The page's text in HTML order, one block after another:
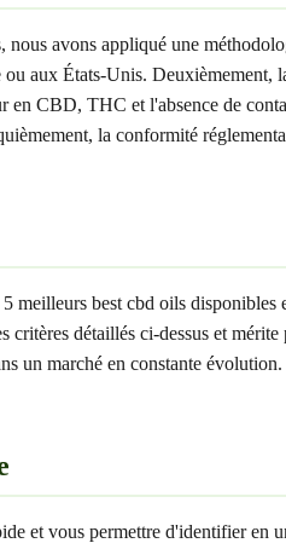
avons appliqué une
aux États-Unis.
en CBD, THC et l'absence de
la conformité
meilleurs best cbd oils
détaillés ci-dessus et
un marché en constante
et vous permettre d'identifier